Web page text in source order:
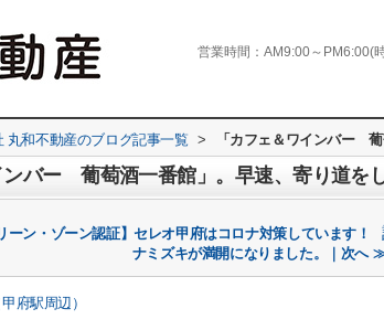
営業時間： AM9:00～PM6:00(
丸和不動産のブログ記事一覧 > 「カフェ＆ワインバー
ンバー 葡萄酒一番館」。早速、寄り道を
ン・ゾーン認証】セレオ甲府はコロナ対策しています！
ナミズキが満開になりました。｜次へ
府駅周辺）